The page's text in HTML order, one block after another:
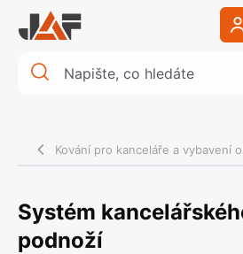
Kování pro kanceláře a vybavení
Systém
podnoží